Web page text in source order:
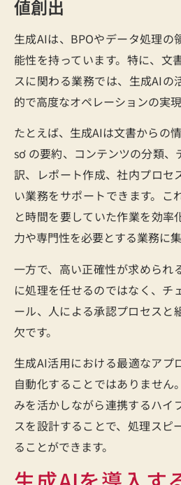
値創出
生成AIは、BPOやデータ処理の
能性を持っています。特に、文
スに関わる業務では、生成AIの
的で高度なオペレーションの実
たとえば、生成AIは文書からの
sơ の要約、コンテンツの分類、
訳、レポート作成、社内プロセ
い業務をサポートできます。こ
と時間を要していた作業を効率
力や専門性を必要とする業務に
一方で、高い正確性が求められ
に処理を任せるのではなく、チ
ール、人による承認プロセスと
欠です。
生成AI活用における最適なアプ
自動化することではありません
みを活かしながら連携するハイ
スを設計することで、処理スピ
ることができます。